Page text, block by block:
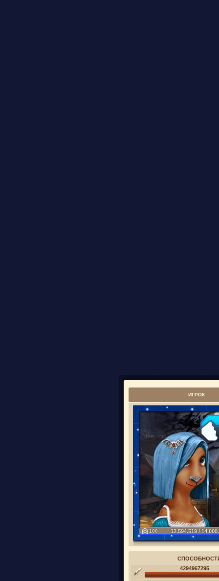
ИГРОК
100 12.594.519 /
4294967295